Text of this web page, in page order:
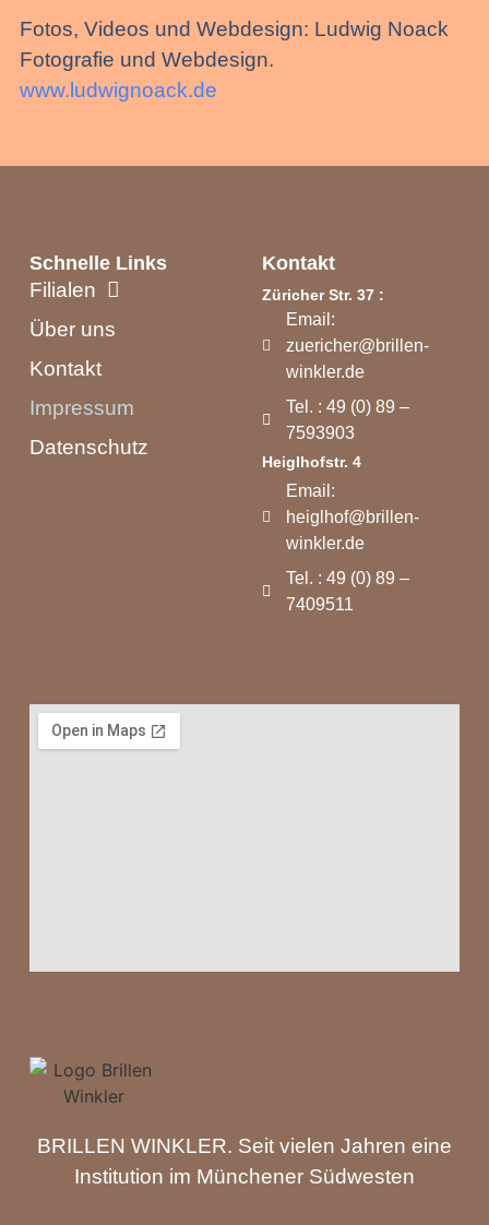
Fotos, Videos und Webdesign: Ludwig Noack
Fotografie und Webdesign.
www.ludwignoack.de
BRILLEN WINKLER. Seit vielen Jahren eine
Institution im Münchener Südwesten
Schnelle Links
Filialen
Über uns
Kontakt
Impressum
Datenschutz
Kontakt
Züricher Str. 37 :
Email:
zuericher@brillen-
winkler.de
Tel. : 49 (0) 89 –
7593903
Heiglhofstr. 4
Email:
heiglhof@brillen-
winkler.de
Tel. : 49 (0) 89 –
7409511